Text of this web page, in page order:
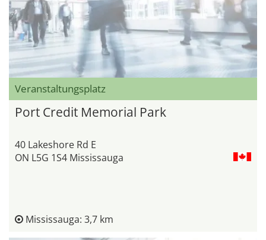
Veranstaltungsplatz
Port Credit Memorial Park
40 Lakeshore Rd E
ON L5G 1S4 Mississauga
Mississauga: 3,7 km